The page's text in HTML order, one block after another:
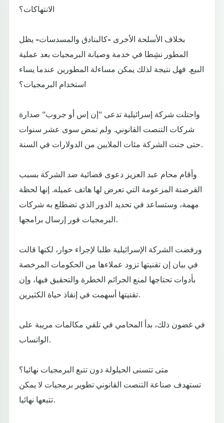
الانتهاكات؟
بخلاف الأسلحة الأخرى -كالبنادق والمسدسات- يظل
المطور نشِطا في خدمة وصيانة البرمجيات بعد عملية
البيع. فهل نتيجة لذلك يمكن مساءلة المطورين عندما يساء
استخدام البرمجيات؟
واحتلت شركة إسرائيلية تدعى "إن إس أو جروب" صدارة
شركات التنصت القانوني. ولم تمض سوى عشر سنوات
حتى جنت الشركة مئات الملايين من الدولارات في السنة.
وأقام محام عبد العزيز دعوى قضائية ضد الشركة بسبب
القرصنة المزعومة التي تعرض لها هاتف عميله. إنها لحظة
مهمة، وستساعد في تحديد الدور الذي تضطلع به شركات
البرمجيات فور إرسال برامجها.
ورفضت الشركة الإسرائيلية طلبا لإجراء حوار، لكنها قالت
في بيان إن تقنيتها تزود عملاءها من الحكومات المرخصة
بأدوات تحتاجها لمنع الجرائم الخطرة والتحقيق فيها، وإن
تقنيتها أسهمت في إنقاذ حياة الكثيرين.
في غضون ذلك، بدأ المحامي في تلقي مكالمات مريبة على
الواتساب.
متى تتسنى الحيلولة دون تتبع البرمجيات نهائيا؟
تستهدف صناعة التنصت القانوني تطوير برمجيات لا يمكن
تتبعها نهائيا.